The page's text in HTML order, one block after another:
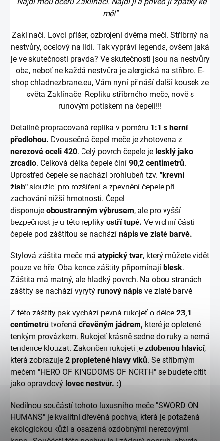
mě!"
Zaklínači. Lovci příšer, ozbrojeni dvěma meči. Stříbrný na
nestvůry, ocelový na lidi. Tak vypráví legenda, ovšem jaká
je ve skutečnosti pravda? Ve skutečnosti jsou na nestvůry
oba, neboť ne každá nestvůra je alergická na stříbro. E-
shop chladnezbrane.eu, Vám nyní přináší další kousek ze
světa Zaklínače. Repliku stříbrného meče, nově s
runovým potiskem na čepeli!!!
Detailně propracovaná replika v poměru 1:1 s herní
předlohou. Dvousečná čepel meče je zhotovena z
nerezové oceli 420. Celý povrch čepele je lesklý jako
zrcadlo. Celková délka čepele činí 90,2 centimetrů.
Uprostřed čepele se nachází prohlubeň tzv. "krevní
žlab" sloužící pro rozšíření a zpevnění čepele při
zachování nižší hmotnosti. Čepel
disponuje oboustranným výbrusem, ale pro vyšší
bezpečnost je u této repliky ostří tupé. Ve vrchní části
čepele pod záštitou se nachází nápis ve zlaté barvě.
Stylová záštita meče má atypický tvar, který můžete vidět
pouze ve hře. Oba konce záštity připomínají blesk.
Záštita má matný, ale hladký povrch. Na obou stranách
záštity se nachází vyrytý runový nápis ve zlaté barvě.
Z této záštity pak vychází pevná rukojeť o délce 23,1
centimetrů tvořená dřevěným jádrem, které je opletené
tenkým provázkem. Rukojeť krásně sedne do ruky a nemá
tendence klouzat. Zakončen rukojeti je zdobenou hlavicí,
která zobrazuje 2 propletené hlavy vlků. Se stříbrným
mečem "HERO OF KINGDOMS OF NORTH" se budete cítit
jako opravdový lovec nestvůr. :)
Nedílnou součástí tohoto luxusního meče "SWORD ON
HUMANS" je kvalitní dřevěná pochva, která je potažená
ekologickou kůží a osazená ozdobnými nerezovými